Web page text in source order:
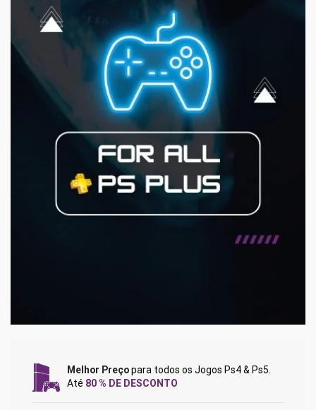
Melhor Preçopara todos os Jogos Ps4 & Ps5.
Até 80 % DE DESCONTO